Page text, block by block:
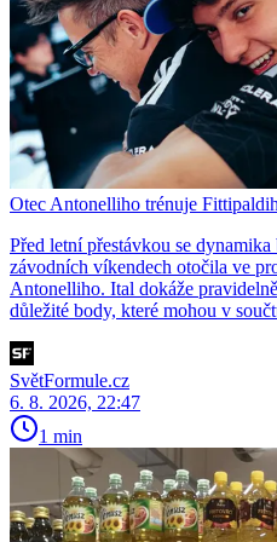
Otec Antonelliho trénuje
Před letní přestávkou se
závodních víkendech otočila ve
Antonelliho. Ital dokáže
důležité body, které mohou v
SvětFormule.cz
6. 8. 2026, 22:47
1 min